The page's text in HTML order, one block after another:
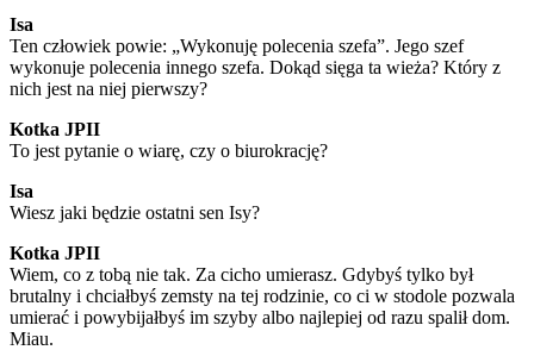
Isa
Ten człowiek powie: „Wykonuję polecenia szefa”. Jego szef
wykonuje polecenia innego szefa. Dokąd sięga ta wieża? Który z
nich jest na niej pierwszy?
Kotka JPII
To jest pytanie o wiarę, czy o biurokrację?
Isa
Wiesz jaki będzie ostatni sen Isy?
Kotka JPII
Wiem, co z tobą nie tak. Za cicho umierasz. Gdybyś tylko był
brutalny i chciałbyś zemsty na tej rodzinie, co ci w stodole pozwala
umierać i powybijałbyś im szyby albo najlepiej od razu spalił dom.
Miau.